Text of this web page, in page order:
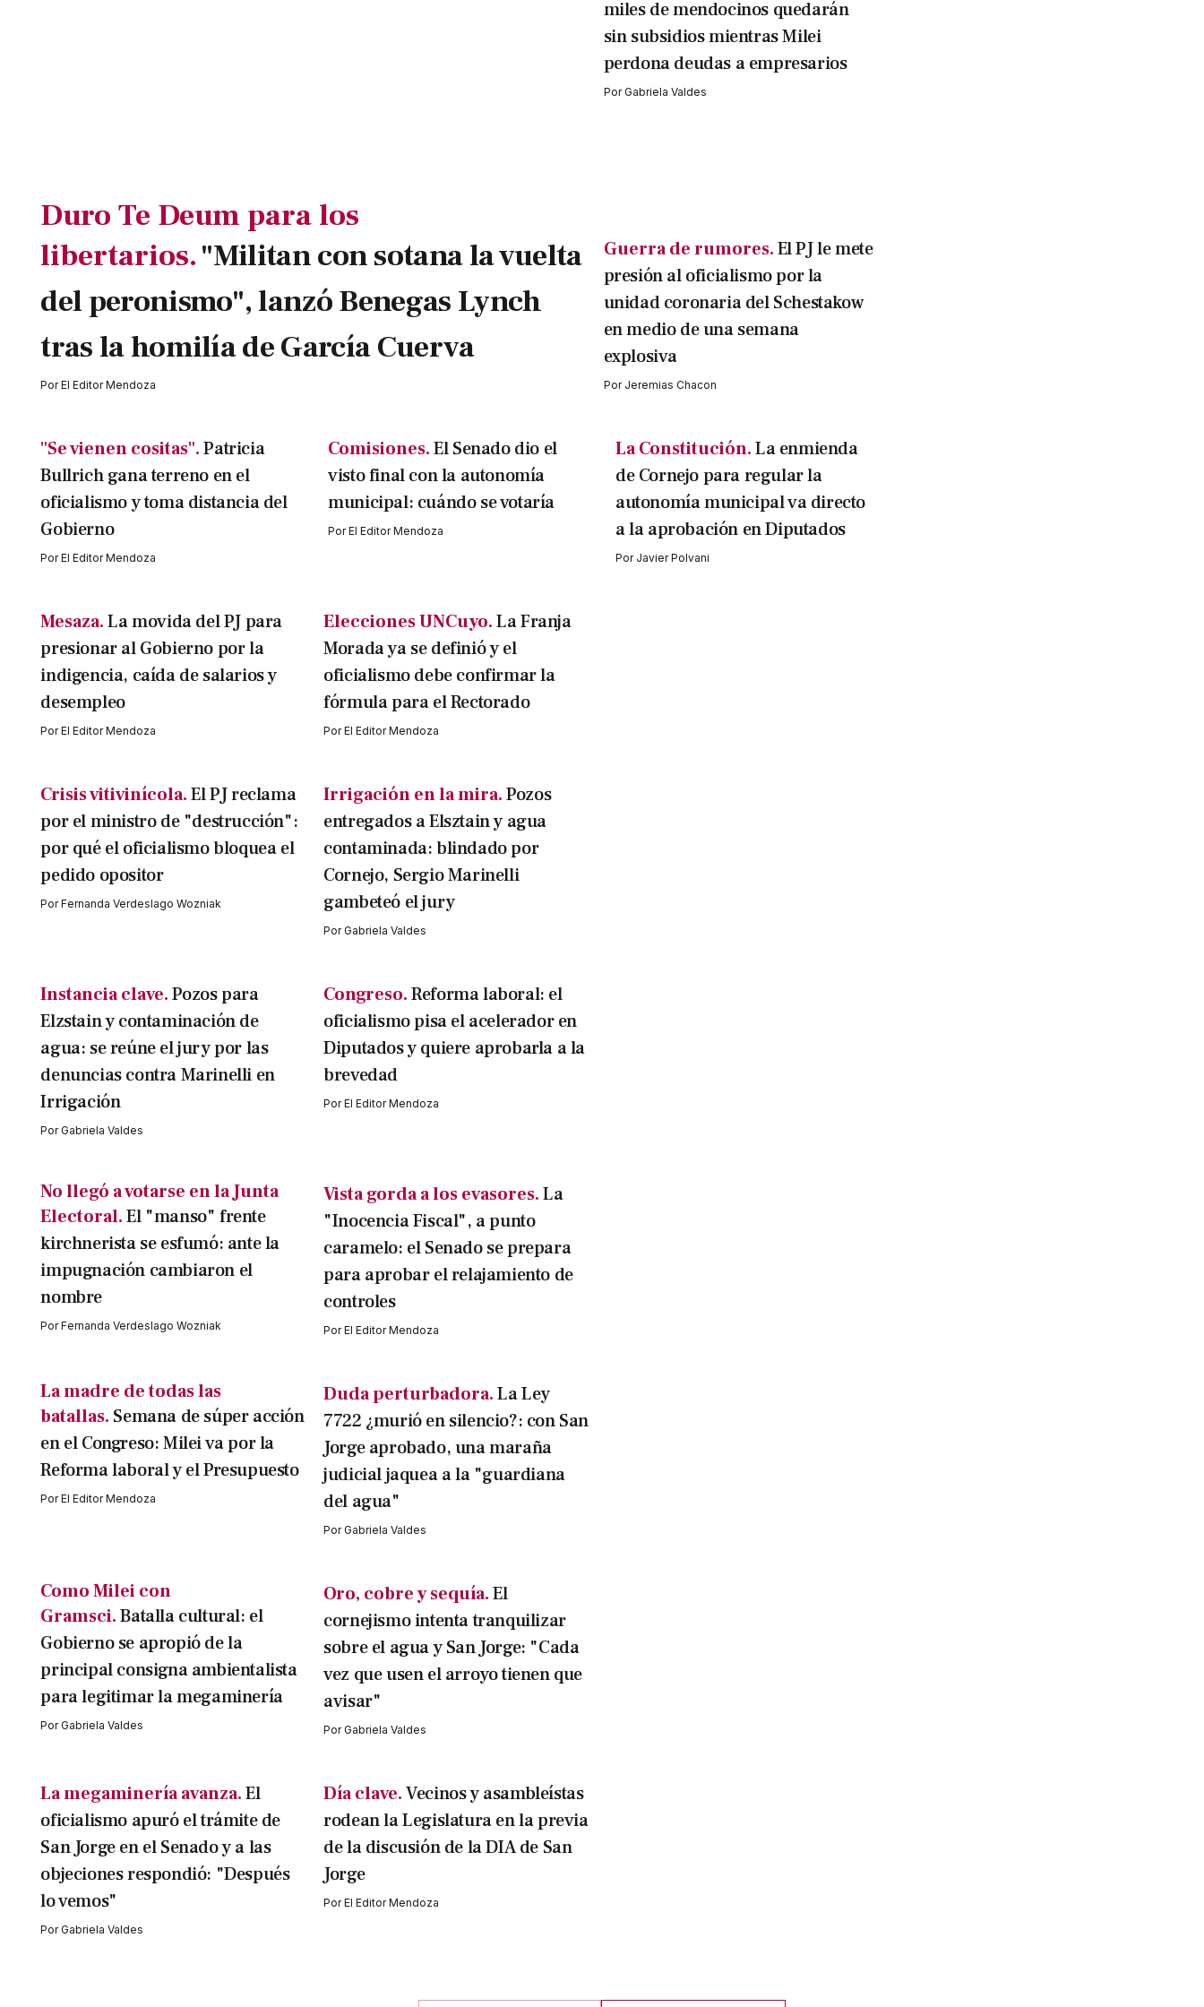
Duro Te Deum para los
libertarios."Militan con sotana la vuelta
del peronismo", lanzó Benegas Lynch
tras la homilía de García Cuerva
PorEl Editor Mendoza
miles de mendocinos quedarán
sin subsidios mientras Milei
perdona deudas a empresarios
PorGabriela Valdes
Guerra de rumores.El PJ le mete
presión al oficialismo por la
unidad coronaria del Schestakow
en medio de una semana
explosiva
Por Jeremias Chacon
"Se vienen cositas". Patricia
Bullrich gana terreno en el
oficialismo y toma distancia del
Gobierno
PorEl Editor Mendoza
Comisiones.El Senado dio el
visto final con la autonomía
municipal: cuándo se votaría
PorEl Editor Mendoza
La Constitución.La enmienda
de Cornejo para regular la
autonomía municipal va directo
a la aprobación en Diputados
Por Javier Polvani
Mesaza. La movida del PJ para
presionar al Gobierno por la
indigencia, caída de salarios y
desempleo
PorEl Editor Mendoza
Elecciones UNCuyo.La Franja
Morada ya se definió y el
oficialismo debe confirmar la
fórmula para el Rectorado
PorEl Editor Mendoza
Crisis vitivinícola. El PJ reclama
por el ministro de "destrucción":
por qué el oficialismo bloquea el
pedido opositor
PorFernanda Verdeslago Wozniak
Irrigación en la mira.Pozos
entregados a Elsztain y agua
contaminada: blindado por
Cornejo, Sergio Marinelli
gambeteó el jury
PorGabriela Valdes
Instancia clave. Pozos para
Elzstain y contaminación de
agua: se reúne el jury por las
denuncias contra Marinelli en
Irrigación
PorGabriela Valdes
Congreso.Reforma laboral: el
oficialismo pisa el acelerador en
Diputados y quiere aprobarla a la
brevedad
PorEl Editor Mendoza
No llegó a votarse en la Junta
Electoral. El "manso" frente
kirchnerista se esfumó: ante la
impugnación cambiaron el
nombre
PorFernanda Verdeslago Wozniak
Vista gorda a los evasores.La
"Inocencia Fiscal", a punto
caramelo: el Senado se prepara
para aprobar el relajamiento de
controles
PorEl Editor Mendoza
La madre de todas las
batallas. Semana de súper acción
en el Congreso: Milei va por la
Reforma laboral y el Presupuesto
PorEl Editor Mendoza
Duda perturbadora.La Ley
7722 ¿murió en silencio?: con San
Jorge aprobado, una maraña
judicial jaquea a la "guardiana
del agua"
PorGabriela Valdes
Como Milei con
Gramsci. Batalla cultural: el
Gobierno se apropió de la
principal consigna ambientalista
para legitimar la megaminería
PorGabriela Valdes
Oro, cobre y sequía.El
cornejismo intenta tranquilizar
sobre el agua y San Jorge: "Cada
vez que usen el arroyo tienen que
avisar"
PorGabriela Valdes
La megaminería avanza. El
oficialismo apuró el trámite de
San Jorge en el Senado y a las
objeciones respondió: "Después
lo vemos"
PorGabriela Valdes
Día clave.Vecinos y asambleístas
rodean la Legislatura en la previa
de la discusión de la DIA de San
Jorge
PorEl Editor Mendoza